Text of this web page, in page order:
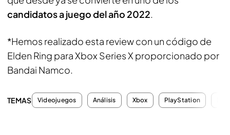
candidatos a juego del año 2022.
*Hemos realizado esta review con un código de
Elden Ring para Xbox Series X proporcionado por
Bandai Namco.
TEMAS Videojuegos Análisis Xbox PlayStation